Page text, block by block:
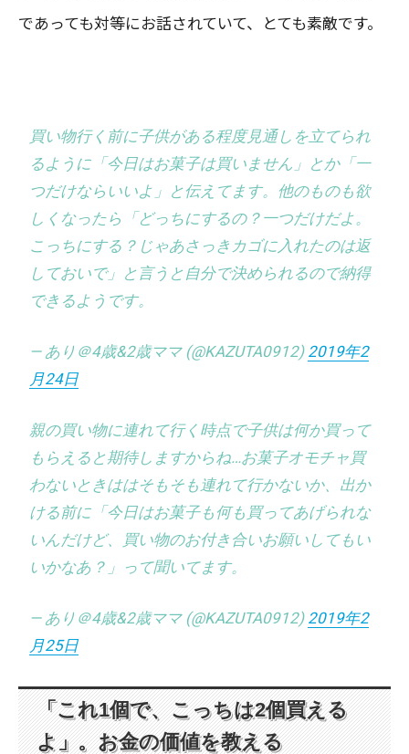
であっても対等にお話されていて、とても素敵です。
買い物行く前に子供がある程度見通しを立てられ
るように「今日はお菓子は買いません」とか「一
つだけならいいよ」と伝えてます。他のものも欲
しくなったら「どっちにするの？一つだけだよ。
こっちにする？じゃあさっきカゴに入れたのは返
しておいで」と言うと自分で決められるので納得
できるようです。
— あり＠4歳&2歳ママ (@KAZUTA0912) 2019年2
月24日
親の買い物に連れて行く時点で子供は何か買って
もらえると期待しますからね…お菓子オモチャ買
わないときははそもそも連れて行かないか、出か
ける前に「今日はお菓子も何も買ってあげられな
いんだけど、買い物のお付き合いお願いしてもい
いかなあ？」って聞いてます。
— あり＠4歳&2歳ママ (@KAZUTA0912) 2019年2
月25日
「これ1個で、こっちは2個買える
よ」。お金の価値を教える